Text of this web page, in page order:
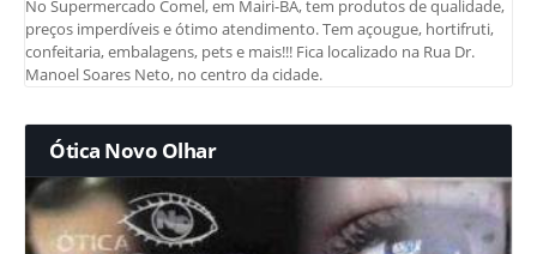
No Supermercado Comel, em Mairi-BA, tem produtos de qualidade,
preços imperdíveis e ótimo atendimento. Tem açougue, hortifruti,
confeitaria, embalagens, pets e mais!!! Fica localizado na Rua Dr.
Manoel Soares Neto, no centro da cidade.
Ótica Novo Olhar